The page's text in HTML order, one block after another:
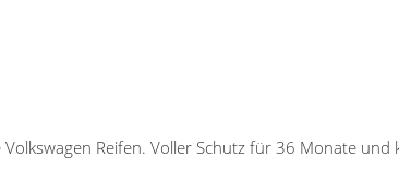
Reifen. Voller Schutz für 36 Monate und